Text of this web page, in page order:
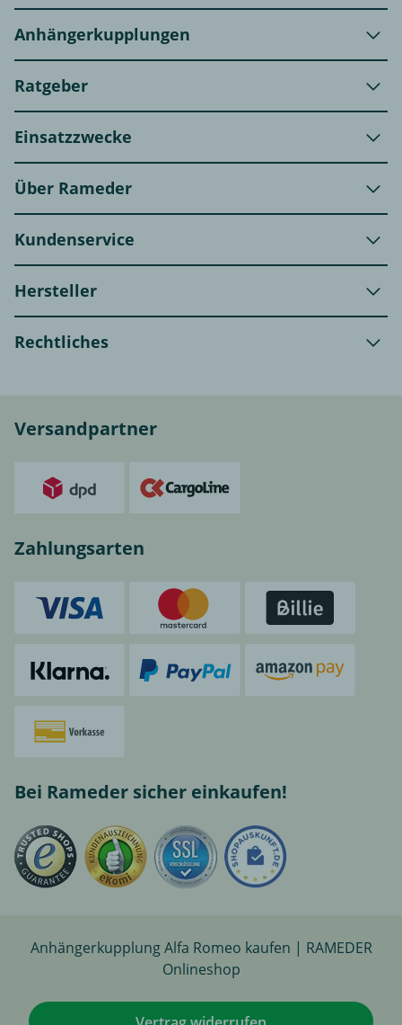
Anhängerkupplungen
Ratgeber
Einsatzzwecke
Über Rameder
Kundenservice
Hersteller
Rechtliches
Versandpartner
Zahlungsarten
Bei Rameder sicher einkaufen!
Anhängerkupplung Alfa Romeo kaufen | RAMEDER
Onlineshop